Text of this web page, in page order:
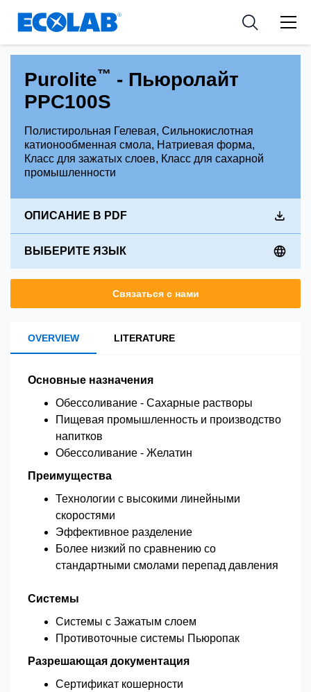
Resources
Applications
Medical Devices and Diagnostics
News & Events
Tools
Purolite™ - Пьюролайт
PPC100S
Полистирольная Гелевая, Сильнокислотная
катионообменная смола, Натриевая форма,
Класс для зажатых слоев, Класс для сахарной
промышленности
ОПИСАНИЕ В PDF
ВЫБЕРИТЕ ЯЗЫК
Связаться с нами
OVERVIEW LITERATURE
Основные назначения
Обессоливание - Сахарные растворы
Пищевая промышленность и производство
напитков
Обессоливание - Желатин
Преимущества
Технологии с высокими линейными
скоростями
Эффективное разделение
Более низкий по сравнению со
стандартными смолами перепад давления
Системы
Системы с Зажатым слоем
Противоточные системы Пьюропак
Разрешающая документация
Сертификат кошерности